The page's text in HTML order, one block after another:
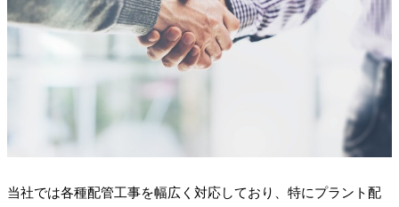
当社では各種配管工事を幅広く対応しており、特にプラント配